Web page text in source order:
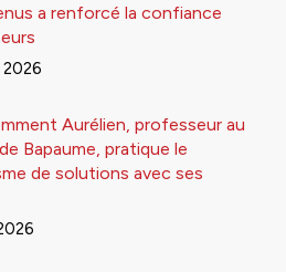
a renforcé la confiance
Aurélien, professeur au
Bapaume, pratique le
de solutions avec ses